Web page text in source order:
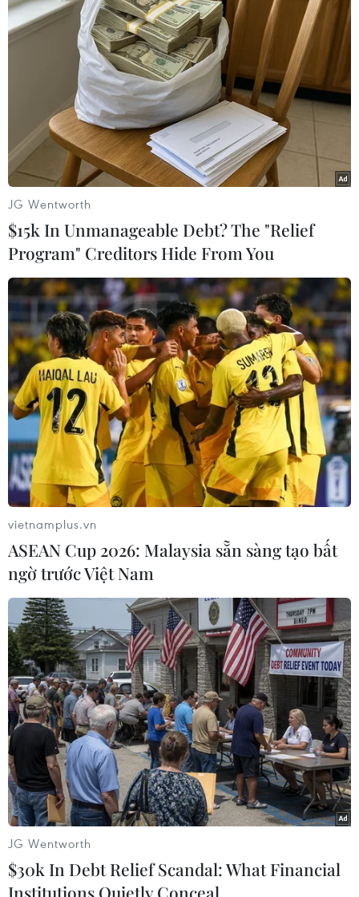
khó khăn. (Ảnh: Vũ Quang/TTXVN)
Ùn tắc dưới chân cầu Vĩnh Tuy (phía đường Minh Khai) do ôtô
khó khăn khi đi qua điểm ngập sâu (chiều 30/9/2025). (Ảnh:
Thanh Tùng/TTXVN)
Ngập úng tại phố Mạc Thị Bưởi, người dân khó khăn khi di
chuyển (chiều 30/9/2025). (Ảnh: Thanh Tùng/TTXVN)
(TTXVN/Vietnam+)
JG Wentworth
$15k In Unmanageable Debt? The "Relief
Program" Creditors Hide From You
vietnamplus.vn
ASEAN Cup 2026: Malaysia sẵn sàng tạo bất
ngờ trước Việt Nam
JG Wentworth
$30k In Debt Relief Scandal: What Financial
Institutions Quietly Conceal